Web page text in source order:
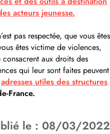
acteurs jeunesse.
pas respectée, que vous êtes
êtes victime de violences,
aux droits des
qui leur sont faites peuvent
adresses utiles des structures
France.
le : 08/03/2022